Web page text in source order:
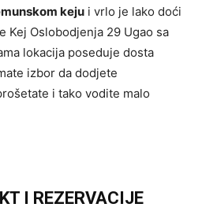
keju i vrlo je lako doći
Kej Oslobodjenja 29 Ugao sa
lokacija poseduje dosta
izbor da dodjete
i tako vodite malo
I REZERVACIJE